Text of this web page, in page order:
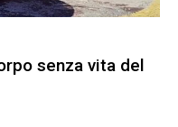
senza vita del